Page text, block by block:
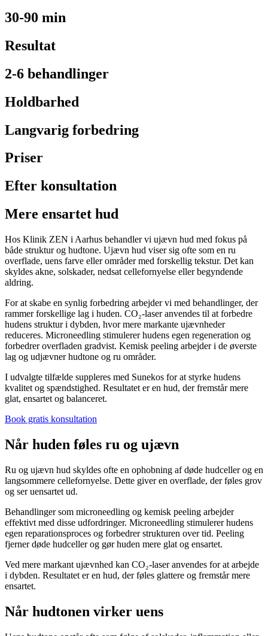
30-90 min
Resultat
2-6 behandlinger
Holdbarhed
Langvarig forbedring
Priser
Efter konsultation
Mere ensartet hud
Hos Klinik ZEN i Aarhus behandler vi ujævn hud med fokus på
både struktur og hudtone. Ujævn hud viser sig ofte som en ru
overflade, uens farve eller områder med forskellig tekstur. Det kan
skyldes akne, solskader, nedsat cellefornyelse eller begyndende
aldring.
For at skabe en synlig forbedring arbejder vi med behandlinger, der
rammer forskellige lag i huden. CO₂-laser anvendes til at forbedre
hudens struktur i dybden, hvor mere markante ujævnheder
reduceres. Microneedling stimulerer hudens egen regeneration og
forbedrer overfladen gradvist. Kemisk peeling arbejder i de øverste
lag og udjævner hudtone og ru områder.
I udvalgte tilfælde suppleres med Sunekos for at styrke hudens
kvalitet og spændstighed. Resultatet er en hud, der fremstår mere
glat, ensartet og balanceret.
Book gratis konsultation
Når huden føles ru og ujævn
Ru og ujævn hud skyldes ofte en ophobning af døde hudceller og en
langsommere cellefornyelse. Dette giver en overflade, der føles grov
og ser uensartet ud.
Behandlinger som microneedling og kemisk peeling arbejder
effektivt med disse udfordringer. Microneedling stimulerer hudens
egen reparationsproces og forbedrer strukturen over tid. Peeling
fjerner døde hudceller og gør huden mere glat og ensartet.
Ved mere markant ujævnhed kan CO₂-laser anvendes for at arbejde
i dybden. Resultatet er en hud, der føles glattere og fremstår mere
ensartet.
Når hudtonen virker uens